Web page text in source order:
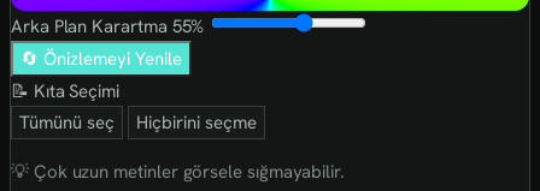
Arka Plan Karartma 55%
🔄 Önizlemeyi Yenile
📝 Kıta Seçimi
Tümünü seç
Hiçbirini seçme
💡 Çok uzun metinler görsele sığmayabilir.